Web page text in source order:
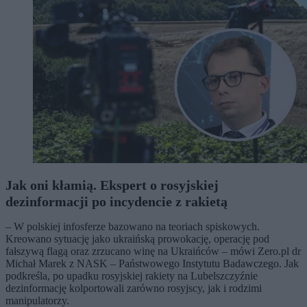
Jak oni kłamią. Ekspert o rosyjskiej
dezinformacji po incydencie z rakietą
– W polskiej infosferze bazowano na teoriach spiskowych.
Kreowano sytuację jako ukraińską prowokację, operację pod
fałszywą flagą oraz zrzucano winę na Ukraińców – mówi Zero.pl dr
Michał Marek z NASK – Państwowego Instytutu Badawczego. Jak
podkreśla, po upadku rosyjskiej rakiety na Lubelszczyźnie
dezinformację kolportowali zarówno rosyjscy, jak i rodzimi
manipulatorzy.